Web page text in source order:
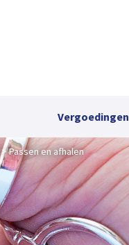
Vergoedingen
Passen en afhalen